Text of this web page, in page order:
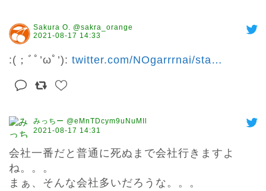
Sakura O. @sakra_orange
2021-08-17 14:33
:(；ﾞﾟ’ωﾟ’): twitter.com/NOgarrrnai/sta…
みっちー @eMnTDcym9uNuMIl
2021-08-17 14:31
会社一番だと普通に死ぬまで会社行きますよ
ね。。。
まぁ、そんな会社多いだろうな。。。